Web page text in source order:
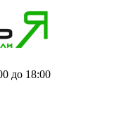
до 18:00